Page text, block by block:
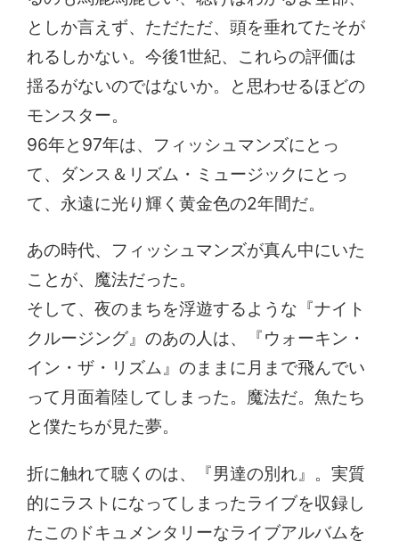
としか言えず、ただただ、頭を垂れてたそが
れるしかない。今後1世紀、これらの評価は
揺るがないのではないか。と思わせるほどの
モンスター。
96年と97年は、フィッシュマンズにとっ
て、ダンス＆リズム・ミュージックにとっ
て、永遠に光り輝く黄金色の2年間だ。
あの時代、フィッシュマンズが真ん中にいた
ことが、魔法だった。
そして、夜のまちを浮遊するような『ナイト
クルージング』のあの人は、『ウォーキン・
イン・ザ・リズム』のままに月まで飛んでい
って月面着陸してしまった。魔法だ。魚たち
と僕たちが見た夢。
折に触れて聴くのは、『男達の別れ』。実質
的にラストになってしまったライブを収録し
たこのドキュメンタリーなライブアルバムを